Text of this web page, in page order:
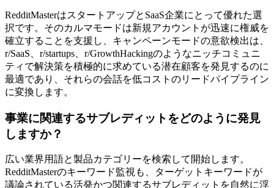
RedditMasterはスタートアップとSaaS企業にとって優れた選
択です。そのカルマモードは新規アカウントが迅速に権威を
確立することを支援し、キャンペーンモードの意欲検出は、
r/SaaS、r/startups、r/GrowthHackingのようなニッチコミュニ
ティで解決策を積極的に求めている潜在顧客を発見するのに
最適であり、それらの会話を低コストのリードパイプライン
に変換します。
事業に関連するサブレディットをどのように発見
しますか？
広い業界用語と製品カテゴリーを検索して開始します。
RedditMasterのキーワード監視も、ターゲットキーワードが
議論されている活発かつ関連するサブレディットを自然に浮